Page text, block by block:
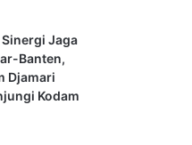
Jaga
Banten,
Djamari
Kodam